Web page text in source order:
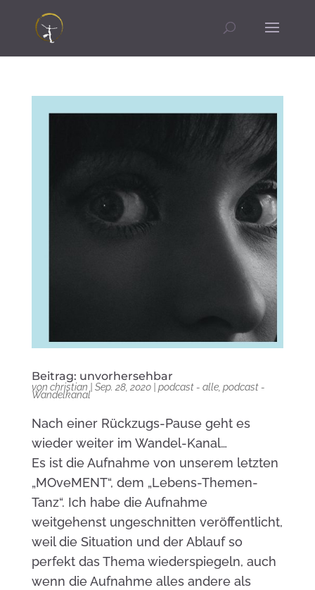
Beitrag: unvorhersehbar
von christian Sep. 28, 2020| podcast - alle, podcast -
Wandelkanal
Nach einer Rückzugs-Pause geht es
wieder weiter im Wandel-Kanal…
Es ist die Aufnahme von unserem letzten
„MOveMENT“, dem „Lebens-Themen-
Tanz“. Ich habe die Aufnahme
weitgehenst ungeschnitten veröffentlicht,
weil die Situation und der Ablauf so
perfekt das Thema wiederspiegeln, auch
wenn die Aufnahme alles andere als